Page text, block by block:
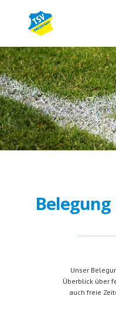
Belegung
Unser
Überblick über
auch freie